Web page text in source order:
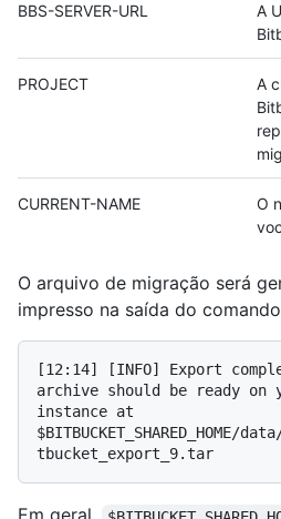
BBS-SERVER-URL
A
PROJECT
A
CURRENT-NAME
O
O arquivo de migração será
impresso na saída do
[12:14] [INFO] Export
archive should be ready on
instance at